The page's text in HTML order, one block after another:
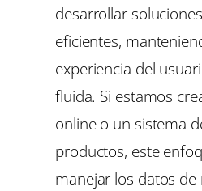
desarrollar
eficientes,
experiencia del
fluida. Si estamos
online o un sistema
productos, este
manejar los datos